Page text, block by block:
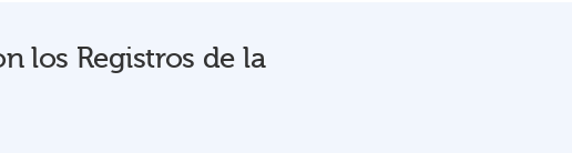
los Registros de la